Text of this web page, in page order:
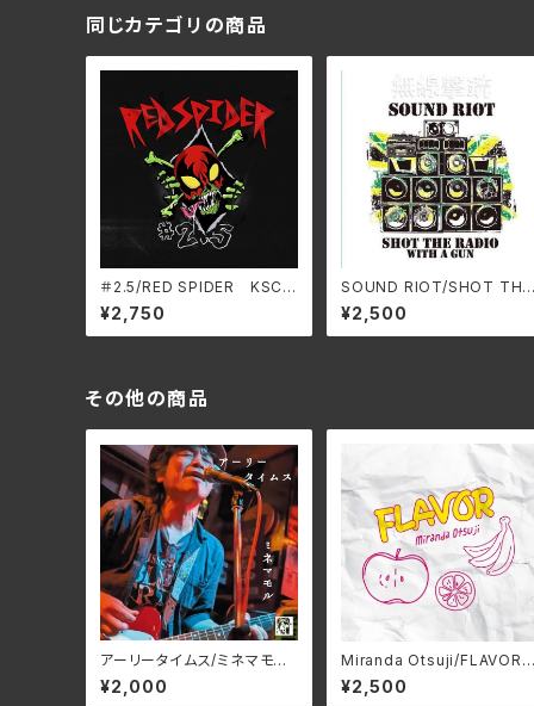
同じカテゴリの商品
＃2.5/RED SPIDER KSCD
-8055(仕様:CD)
¥2,750
SOUND RIOT/SHOT THE
RADIO WITH A GUN HH
-PSY011(仕様:CD)
¥2,500
その他の商品
アーリータイムス/ミネマモ
ル SSRC-010(仕様:CD)
¥2,000
Miranda Otsuji/
MRND-0008(仕様:CD)
¥2,500